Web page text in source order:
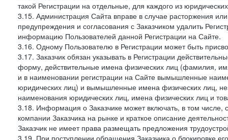
такой Регистрации на отдельные, для каждого из
3.15. Администрация Сайта вправе в случае расторжения
предупреждения и согласования с Заказчиком удалить
информацию Пользователей данной Регистрации на Сайте.
3.16. Одному Пользователю в Регистрации может быть
3.17. Заказчик обязан указывать в Регистрации
форму, действительные имена физических лиц (фамилия,
и в наименовании регистрации на Сайте вымышленные
юридических лиц) и вымышленные имена физических лиц,
наименования юридических лиц, имена физических лиц и
3.18. Информация о Заказчике может включать, в том
компании Заказчика на рынке и краткое описание
Заказчик не имеет права размещать предложения
3.19. При поступлении обращения Заказчика о блокировке